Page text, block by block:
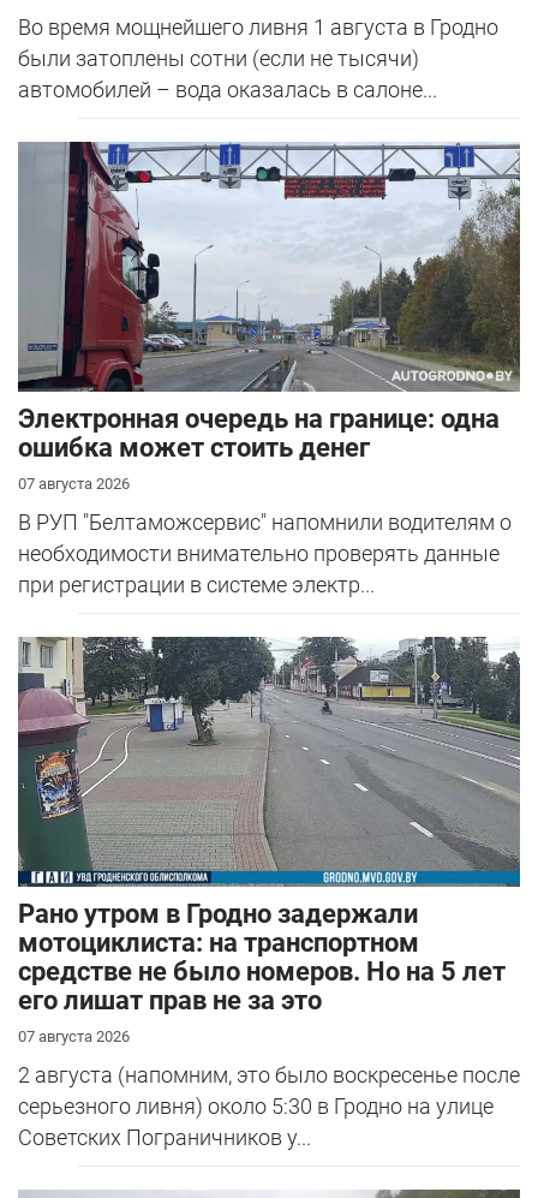
Во время мощнейшего ливня 1 августа в Гродно
были затоплены сотни (если не тысячи)
автомобилей – вода оказалась в салоне...
Электронная очередь на границе: одна
ошибка может стоить денег
07 августа 2026
В РУП "Белтаможсервис" напомнили водителям о
необходимости внимательно проверять данные
при регистрации в системе электр...
Рано утром в Гродно задержали
мотоциклиста: на транспортном
средстве не было номеров. Но на 5 лет
его лишат прав не за это
07 августа 2026
2 августа (напомним, это было воскресенье после
серьезного ливня) около 5:30 в Гродно на улице
Советских Пограничников у...